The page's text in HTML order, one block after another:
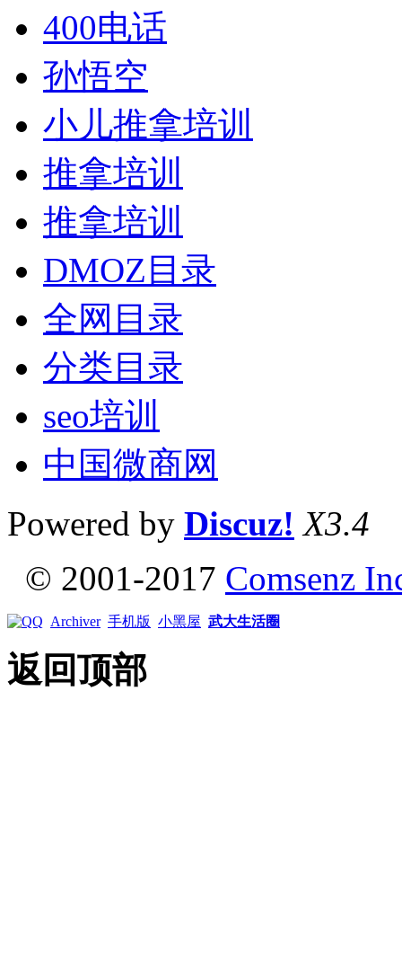
400电话
孙悟空
小儿推拿培训
推拿培训
推拿培训
DMOZ目录
全网目录
分类目录
seo培训
中国微商网
Powered by Discuz! X3.4
© 2001-2017 Comsenz
Archiver 手机版 小黑屋 武大生活圈
返回顶部